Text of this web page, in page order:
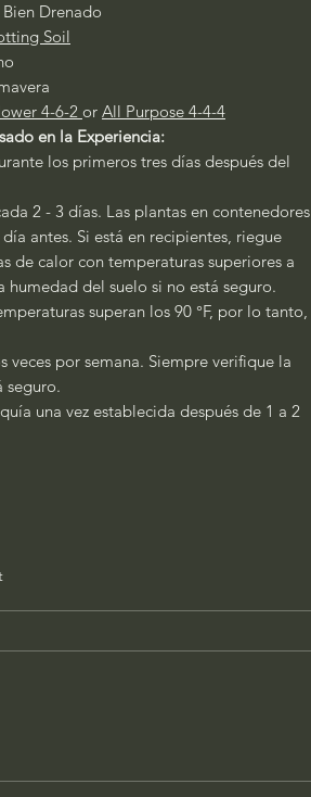
Drenado
Soil
4-6-2 or All Purpose 4-4-4
en la Experiencia:
los primeros tres días después del
2 - 3 días. Las plantas en contenedores
antes. Si está en recipientes, riegue
de calor con temperaturas superiores a
humedad del suelo si no está seguro.
superan los 90 °F, por lo tanto,
veces por semana. Siempre verifique la
seguro.
una vez establecida después de 1 a 2